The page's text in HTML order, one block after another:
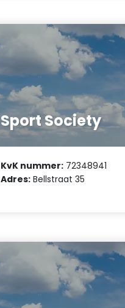
Sport Society
KvK nummer: 72348941
Adres: Bellstraat 35